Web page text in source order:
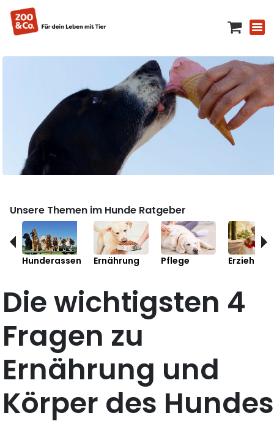
Unsere Themen im Hunde Ratgeber
Hunderassen Ernährung Pflege Erziehung
Die wichtigsten 4
Fragen zu
Ernährung und
Körper des Hundes